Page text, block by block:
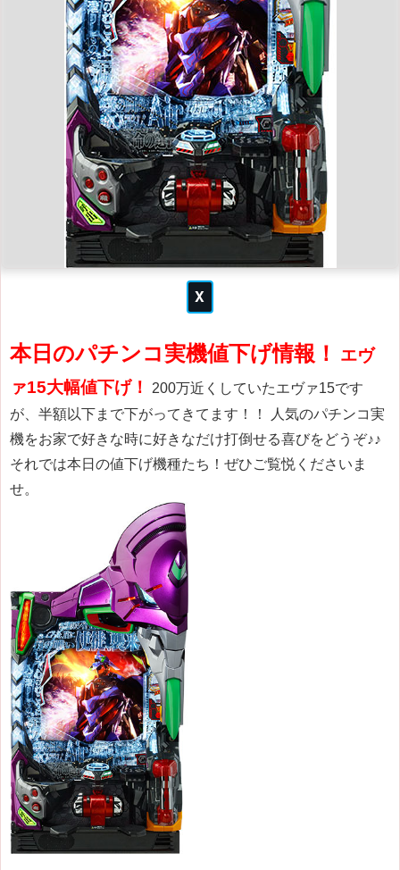
本日のパチンコ実機値下げ情報！
エヴ
ァ15大幅値下げ！
200万近くしていたエヴァ15です
が、半額以下まで下がってきてます！！ 人気のパチンコ実
機をお家で好きな時に好きなだけ打倒せる喜びをどうぞ♪♪
それでは本日の値下げ機種たち！ぜひご覧悦くださいま
せ。